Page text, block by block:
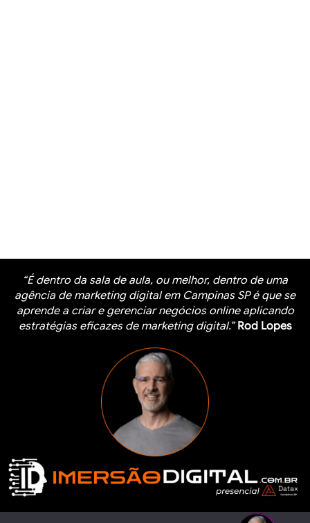
“É dentro da sala de aula, ou melhor, dentro de uma
agência de marketing digital em Campinas SP é que se
aprende a criar e gerenciar negócios online aplicando
estratégias eficazes de marketing digital.” Rod Lopes